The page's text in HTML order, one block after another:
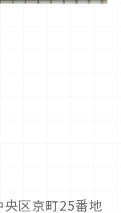
区京町25番地